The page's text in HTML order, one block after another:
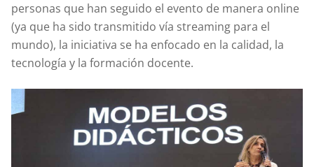
personas que han seguido el evento de manera online
(ya que ha sido transmitido vía streaming para el
mundo), la iniciativa se ha enfocado en la calidad, la
tecnología y la formación docente.